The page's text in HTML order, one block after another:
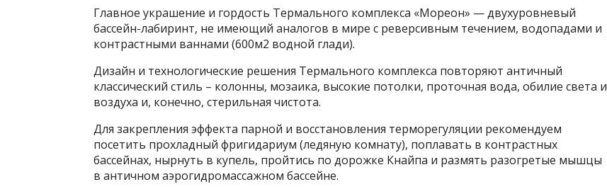
Главное украшение и гордость Термального комплекса «Мореон» — двухуровневый
бассейн-лабиринт, не имеющий аналогов в мире с реверсивным течением, водопадами и
контрастными ваннами (600м2 водной глади).
Дизайн и технологические решения Термального комплекса повторяют античный
классический стиль – колонны, мозаика, высокие потолки, проточная вода, обилие света и
воздуха и, конечно, стерильная чистота.
Для закрепления эффекта парной и восстановления терморегуляции рекомендуем
посетить прохладный фригидариум (ледяную комнату), поплавать в контрастных
бассейнах, нырнуть в купель, пройтись по дорожке Кнайпа и размять разогретые мышцы
в античном аэрогидромассажном бассейне.